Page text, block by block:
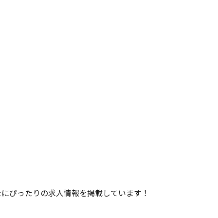
ぴったりの求人情報を掲載しています！